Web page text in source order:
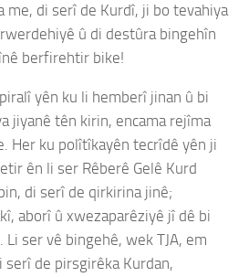
me, di serî de Kurdî, ji bo tevahiya
û di destûra bingehîn
berfirehtir bike!
yên ku li hemberî jinan û bi
jiyanê tên kirin, encama rejîma
Her ku polîtîkayên tecrîdê yên ji
ên li ser Rêberê Gelê Kurd
di serî de qirkirina jinê;
aborî û xwezaparêziyê jî dê bi
ser vê bingehê, wek TJA, em
serî de pirsgirêka Kurdan,